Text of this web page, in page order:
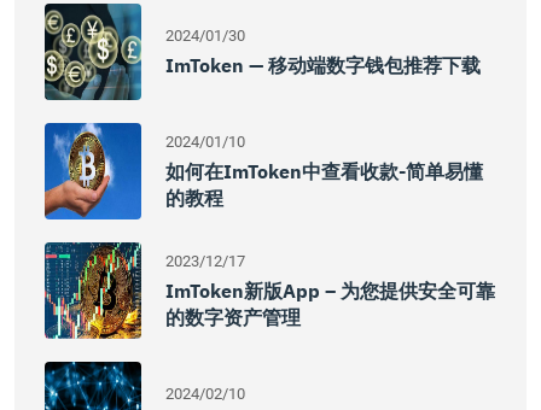
2024/01/30
ImToken — 移动端数字钱包推荐下载
2024/01/10
如何在imToken中查看收款-简单易懂
的教程
2023/12/17
ImToken新版App – 为您提供安全可靠
的数字资产管理
2024/02/10